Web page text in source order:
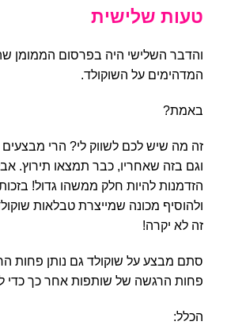
טעות שלישית
והדבר השלישי היה בפרסום הממומן
המדהימים על השוקולד.
באמת?
זה מה שיש לכם לשווק לי? הרי
וגם בזה שאחריו, כבר תמצאו תירוץ.
הזדמנות להיות חלק ממשהו גדול!
ולהוסיף מכונה שמייצרת טבלאות
זה לא יקרה!
סתם מבצע על שוקולד גם נותן פחות
פחות הרגשה של שותפות אחר כך כדי
הכלל: